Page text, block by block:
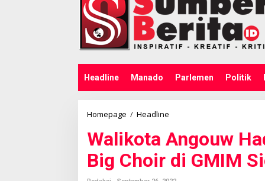
Headline Manado Parlemen Politik
Homepage / Headline
l
i
k
o
t
Walikota Angouw
Big Choir di GMIM